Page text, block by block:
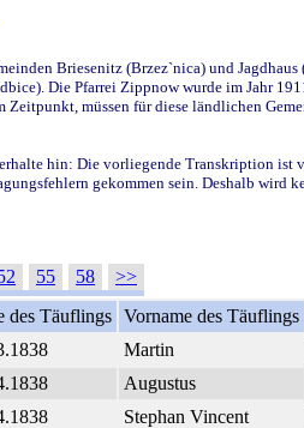
Briesenitz (Brzez`nica) und
Die Pfarrei Zippnow wurde im Jahr
müssen für diese ländlichen
hin: Die vorliegende Transkription
gekommen sein. Deshalb wird
55 58
>>
des Täuflings Vorname des Täuflings
Martin
Augustus
Stephan Vincent